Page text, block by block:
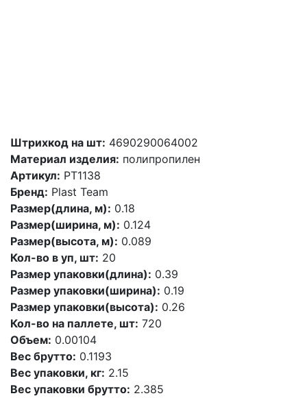
Штрихкод на шт: 4690290064002
Материал изделия: полипропилен
Артикул: PT1138
Бренд: Plast Team
Размер(длина, м): 0.18
Размер(ширина, м): 0.124
Размер(высота, м): 0.089
Кол-во в уп, шт: 20
Размер упаковки(длина): 0.39
Размер упаковки(ширина): 0.19
Размер упаковки(высота): 0.26
Кол-во на паллете, шт: 720
Объем: 0.00104
Вес брутто: 0.1193
Вес упаковки, кг: 2.15
Вес упаковки брутто: 2.385